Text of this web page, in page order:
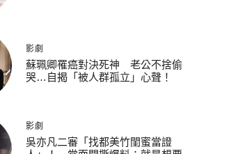
影劇
蘇珮卿罹癌對決死神 老公不捨偷
哭…自揭「被人群孤立」心聲！
影劇
吳亦凡二審「找都美竹閨蜜當證